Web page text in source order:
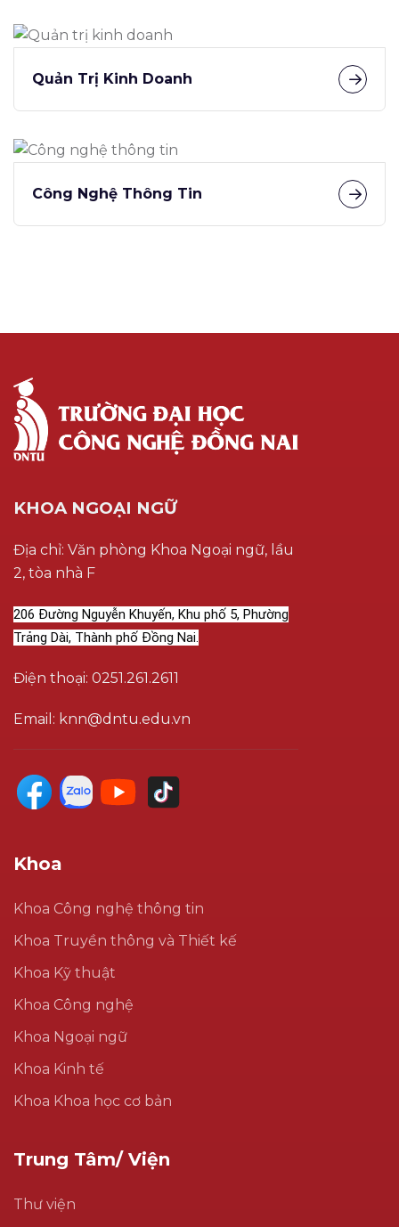
Quản Trị Kinh Doanh
Công Nghệ Thông Tin
KHOA NGOẠI NGỮ
Địa chỉ: Văn phòng Khoa Ngoại ngữ, lầu
2, tòa nhà F
206 Đường Nguyễn Khuyến, Khu phố 5, Phường
Trảng Dài, Thành phố Đồng Nai.
Điện thoại: 0251.261.2611
Email: knn@dntu.edu.vn
Khoa
Khoa Công nghệ thông tin
Khoa Truyền thông và Thiết kế
Khoa Kỹ thuật
Khoa Công nghệ
Khoa Ngoại ngữ
Khoa Kinh tế
Khoa Khoa học cơ bản
Trung Tâm/ Viện
Thư viện